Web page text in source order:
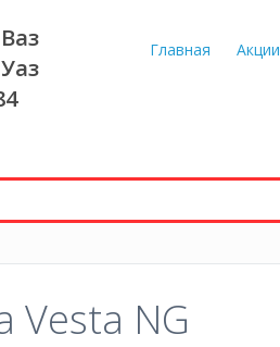
Главная Акции
Vesta NG